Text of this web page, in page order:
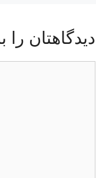
دیدگاهتان را